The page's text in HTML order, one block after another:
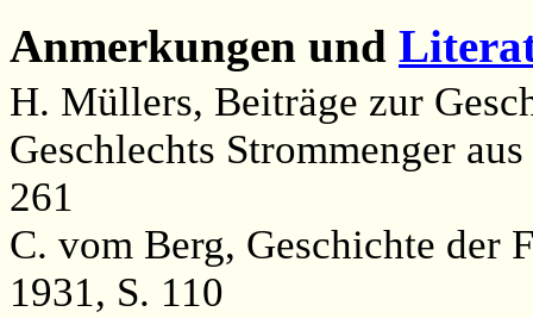
Anmerkungen und
H. Müllers, Beiträge zur
Geschlechts Strommenger
261
C. vom Berg, Geschichte der
1931, S. 110